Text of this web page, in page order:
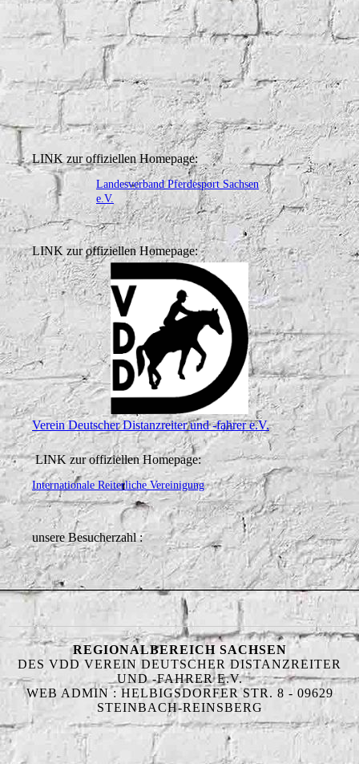
LINK zur offiziellen Homepage:
Landesverband Pferdesport Sachsen
e.V.
LINK zur offiziellen Homepage:
Verein Deutscher Distanzreiter und -fahrer e.V.
LINK zur offiziellen Homepage:
Internationale Reiterliche Vereinigung
unsere Besucherzahl :
REGIONALBEREICH SACHSEN
DES VDD VEREIN DEUTSCHER DISTANZREITER
UND -FAHRER E.V.
WEB ADMIN : HELBIGSDORFER STR. 8 - 09629
STEINBACH-REINSBERG